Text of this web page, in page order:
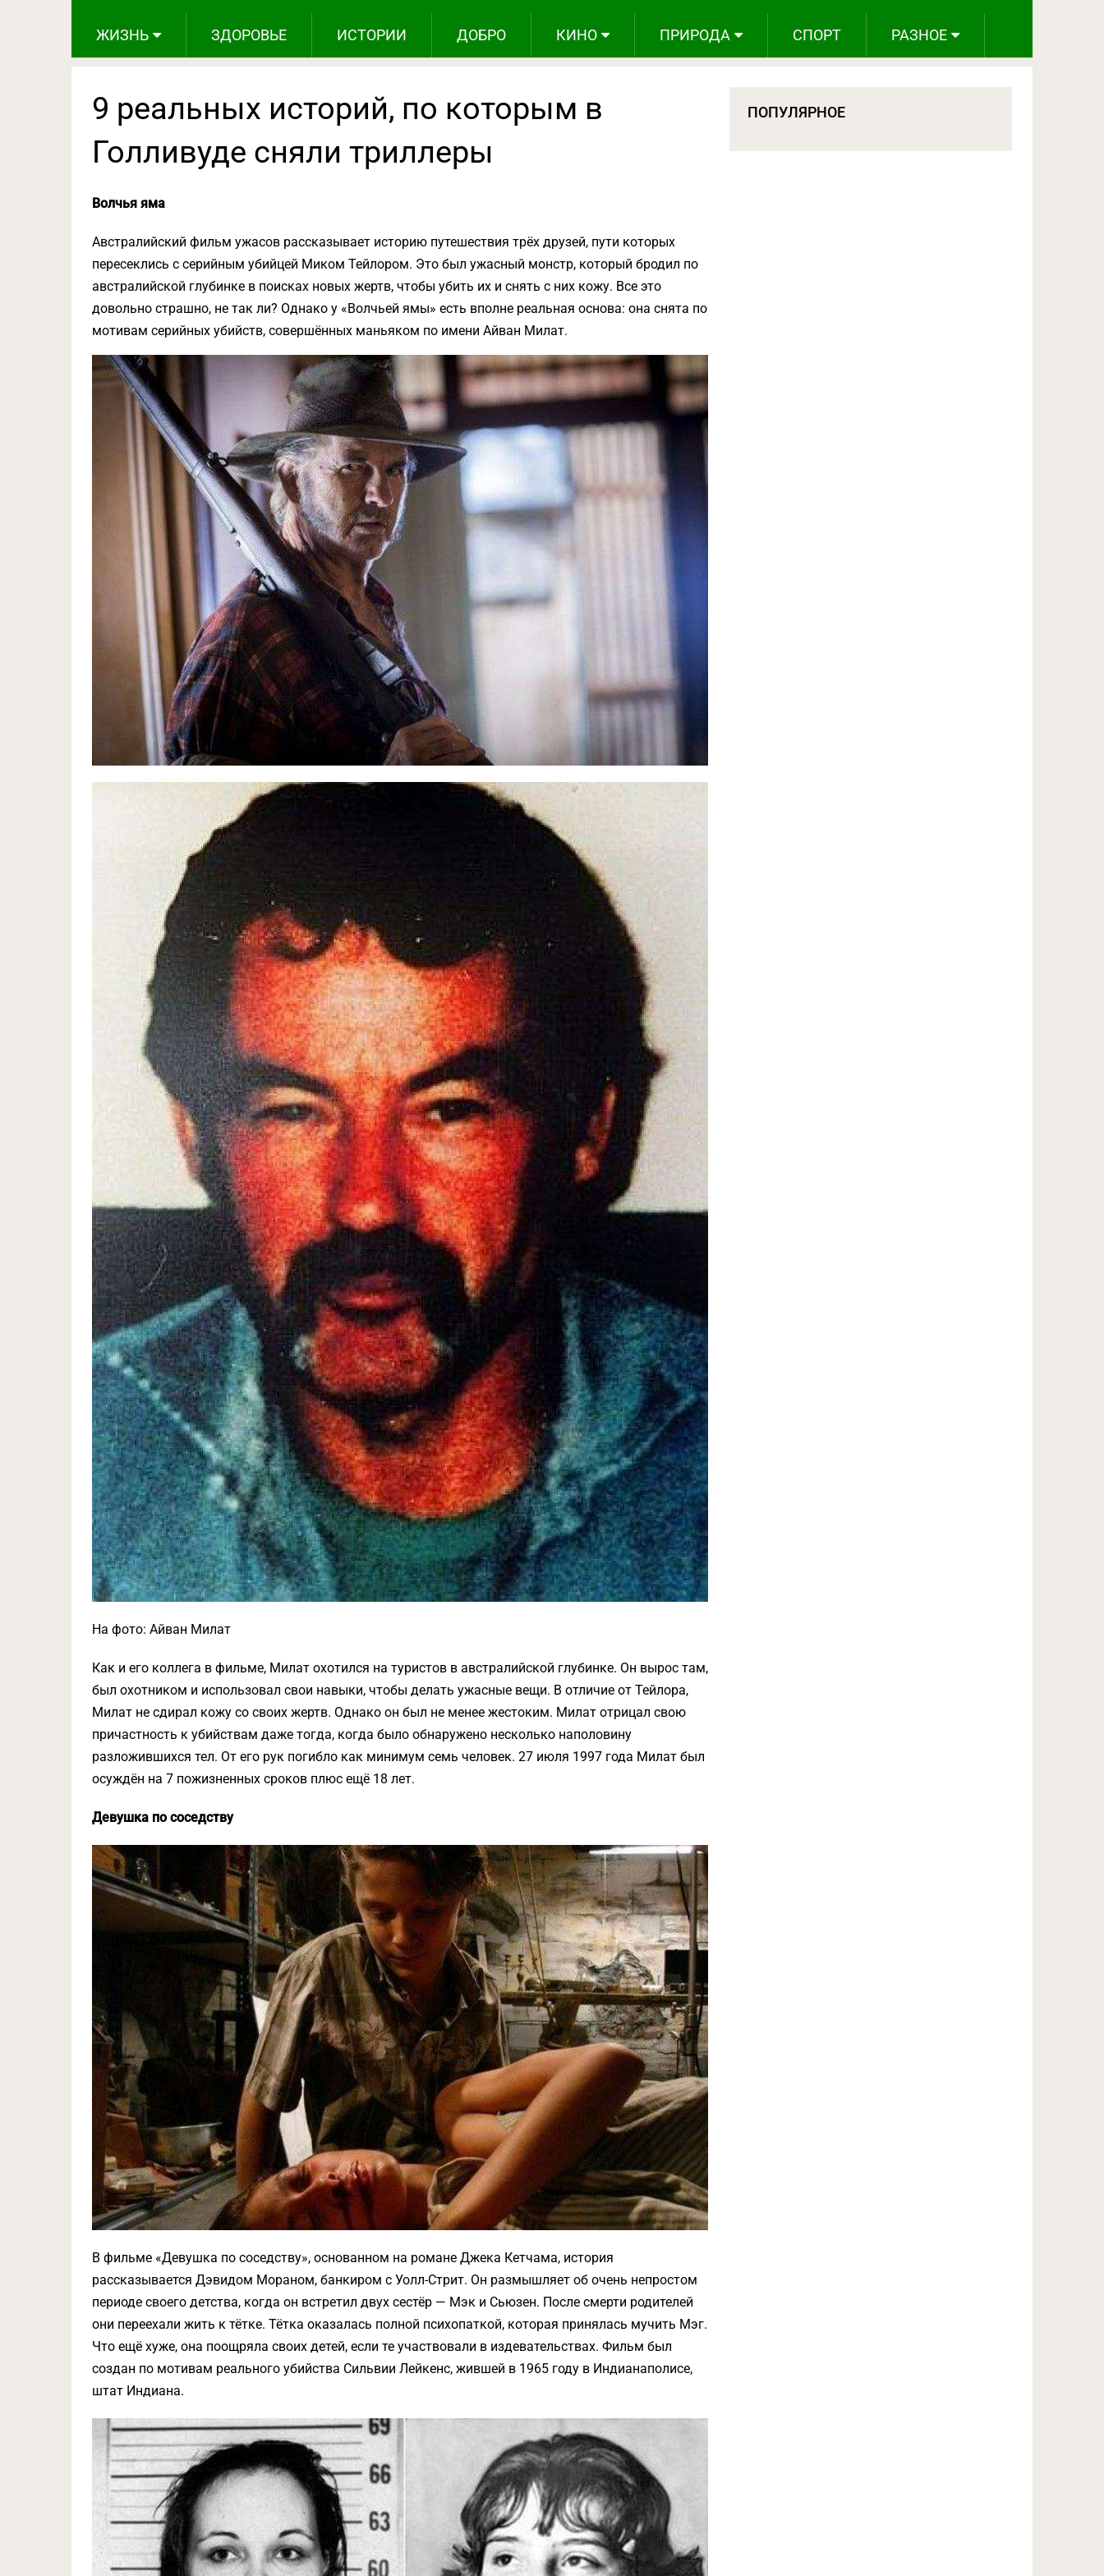
ЖИЗНЬ ЗДОРОВЬЕ ИСТОРИИ ДОБРО КИНО ПРИРОДА СПОРТ РАЗНОЕ
9 реальных историй, по которым в
Голливуде сняли триллеры
Волчья яма
Австралийский фильм ужасов рассказывает историю путешествия трёх друзей, пути которых
пересеклись с серийным убийцей Миком Тейлором. Это был ужасный монстр, который бродил по
австралийской глубинке в поисках новых жертв, чтобы убить их и снять с них кожу. Все это
довольно страшно, не так ли? Однако у «Волчьей ямы» есть вполне реальная основа: она снята по
мотивам серийных убийств, совершённых маньяком по имени Айван Милат.
На фото: Айван Милат
Как и его коллега в фильме, Милат охотился на туристов в австралийской глубинке. Он вырос там,
был охотником и использовал свои навыки, чтобы делать ужасные вещи. В отличие от Тейлора,
Милат не сдирал кожу со своих жертв. Однако он был не менее жестоким. Милат отрицал свою
причастность к убийствам даже тогда, когда было обнаружено несколько наполовину
разложившихся тел. От его рук погибло как минимум семь человек. 27 июля 1997 года Милат был
осуждён на 7 пожизненных сроков плюс ещё 18 лет.
Девушка по соседству
В фильме «Девушка по соседству», основанном на романе Джека Кетчама, история
рассказывается Дэвидом Мораном, банкиром с Уолл-Стрит. Он размышляет об очень непростом
периоде своего детства, когда он встретил двух сестёр — Мэк и Сьюзен. После смерти родителей
они переехали жить к тётке. Тётка оказалась полной психопаткой, которая принялась мучить Мэг.
Что ещё хуже, она поощряла своих детей, если те участвовали в издевательствах. Фильм был
создан по мотивам реального убийства Сильвии Лейкенс, жившей в 1965 году в Индианаполисе,
штат Индиана.
ПОПУЛЯРНОЕ